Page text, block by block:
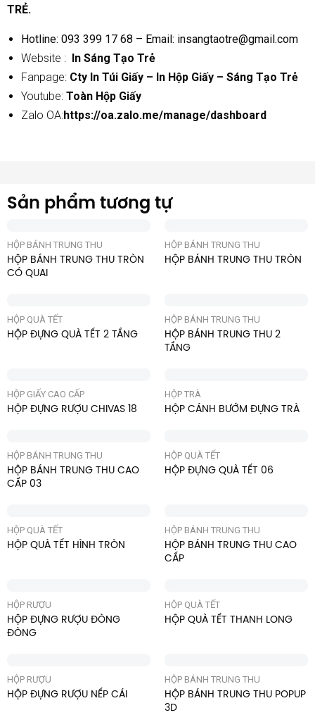
TRẺ.
Hotline: 093 399 17 68 – Email: insangtaotre@gmail.com
Website : In Sáng Tạo Trẻ
Fanpage: Cty In Túi Giấy – In Hộp Giấy – Sáng Tạo Trẻ
Youtube: Toàn Hộp Giấy
Zalo OA:https://oa.zalo.me/manage/dashboard
Sản phẩm tương tự
HỘP BÁNH TRUNG THU
HỘP BÁNH TRUNG THU TRÒN
CÓ QUAI
HỘP BÁNH TRUNG THU
HỘP BÁNH TRUNG THU TRÒN
HỘP QUÀ TẾT
HỘP ĐỰNG QUÀ TẾT 2 TẦNG
HỘP BÁNH TRUNG THU
HỘP BÁNH TRUNG THU 2
TẦNG
HỘP GIẤY CAO CẤP
HỘP ĐỰNG RƯỢU CHIVAS 18
HỘP TRÀ
HỘP CÁNH BƯỚM ĐỰNG TRÀ
HỘP BÁNH TRUNG THU
HỘP BÁNH TRUNG THU CAO
CẤP 03
HỘP QUÀ TẾT
HỘP ĐỰNG QUÀ TẾT 06
HỘP QUÀ TẾT
HỘP QUÀ TẾT HÌNH TRÒN
HỘP BÁNH TRUNG THU
HỘP BÁNH TRUNG THU CAO
CẤP
HỘP RƯỢU
HỘP ĐỰNG RƯỢU ĐÒNG
ĐÒNG
HỘP QUÀ TẾT
HỘP QUÀ TẾT THANH LONG
HỘP RƯỢU
HỘP ĐỰNG RƯỢU NẾP CÁI
HỘP BÁNH TRUNG THU
HỘP BÁNH TRUNG THU POPUP
3D